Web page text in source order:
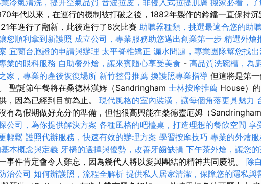
年代以來，在運行的機制被打破之後，1882年製作的鈴鐺一直保持
年進行了翻新，此後進行了8次比賽 助聽器種類，挑選最適合您的助
您順利拿到新護照 成立公司，專業服務助您邁出創業第一步 精選外燴
宜蘭台胞證的申請與辦理 太平脊椎矯正 漏水問題，專業團隊幫您找
業的眼科服務 自助餐外燴，讓來賓隨心享受美食 - 高品質洗碗槽，為
家，專業的產後恢復場所 新竹整骨推薦 換護照專業指導 但這將是第
聖誕節午餐將在桑德林漢姆（Sandringham 士林按摩推薦 House）
，因為已經到目前為止。 現代風格的室內裝潢，讓每個角落更具魅力
有為假期做好充分的準備，但他很高興能在桑德靈厄姆（
公司，為你提供解決方案 各種風格的吧檯桌，打造理想的餐飲空間 享
輕鬆 護照代辦服務，快速有效的辦理方案 學習按摩技巧 專業的外燴
本概念與定義 牙橋的選擇與優勢，改善牙齒缺損 下午茶外燴，讓您
事件肯定會令人難忘，因為幾代人將以愛與團結的精神共同慶祝。 除
治公司 如何辦護照，流程全解析 提供私人居家清潔，保障您的隱私與